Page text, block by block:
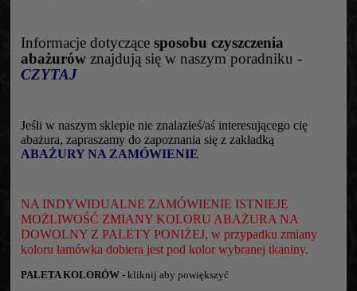
Informacje dotyczące sposobu czyszczenia
abażurów znajdują się w naszym poradniku -
CZYTAJ
Jeśli w naszym sklepie nie znalazłeś/aś interesującego cię
abażura, zapraszamy do zapoznania się z zakładką
ABAŻURY NA ZAMÓWIENIE
NA INDYWIDUALNE ZAMÓWIENIE ISTNIEJE
MOŻLIWOŚĆ ZMIANY KOLORU ABAŻURA NA
DOWOLNY Z PALETY PONIŻEJ, w przypadku zmiany
koloru lamówka dobiera jest pod kolor wybranej tkaniny.
PALETA KOLORÓW - kliknij aby powiększyć